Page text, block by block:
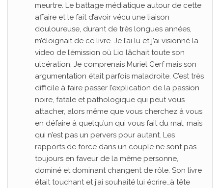
meurtre. Le battage médiatique autour de cette
affaire et le fait d’avoir vécu une liaison
douloureuse, durant de très longues années,
m’éloignait de ce livre. Je l’ai lu et j’ai visionné la
video de l’émission où Lio lâchait toute son
ulcération. Je comprenais Muriel Cerf mais son
argumentation était parfois maladroite. C’est très
difficile à faire passer l’explication de la passion
noire, fatale et pathologique qui peut vous
attacher, alors même que vous cherchez à vous
en défaire à quelqu’un qui vous fait du mal, mais
qui n’est pas un pervers pour autant. Les
rapports de force dans un couple ne sont pas
toujours en faveur de la même personne,
dominé et dominant changent de rôle. Son livre
était touchant et j’ai souhaité lui écrire…à tête